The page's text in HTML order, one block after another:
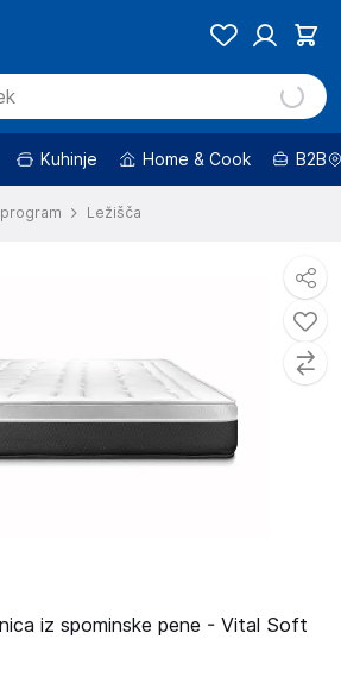
Kuhinje Home & Cook B2B
Ležišča
iz spominske pene - Vital Soft